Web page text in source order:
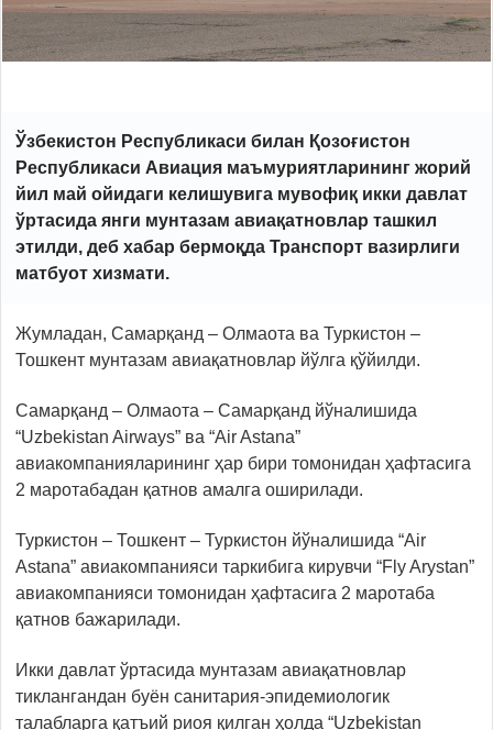
Ўзбекистон Республикаси билан Қозоғистон
Республикаси Авиация маъмуриятларининг жорий
йил май ойидаги келишувига мувофиқ икки давлат
ўртасида янги мунтазам авиақатновлар ташкил
этилди, деб хабар бермоқда Транспорт вазирлиги
матбуот хизмати.
Жумладан, Самарқанд – Олмаота ва Туркистон –
Тошкент мунтазам авиақатновлар йўлга қўйилди.
Самарқанд – Олмаота – Самарқанд йўналишида
“Uzbekistan Airways” ва “Air Astana”
авиакомпанияларининг ҳар бири томонидан ҳафтасига
2 маротабадан қатнов амалга оширилади.
Туркистон – Тошкент – Туркистон йўналишида “Air
Astana” авиакомпанияси таркибига кирувчи “Fly Arystan”
авиакомпанияси томонидан ҳафтасига 2 маротаба
қатнов бажарилади.
Икки давлат ўртасида мунтазам авиақатновлар
тиклангандан буён санитария-эпидемиологик
талабларга қатъий риоя қилган ҳолда “Uzbekistan